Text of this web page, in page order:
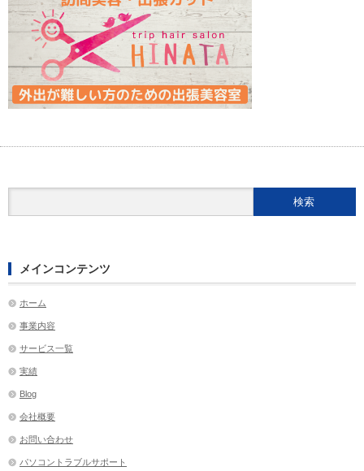
メインコンテンツ
ホーム
事業内容
サービス一覧
実績
Blog
会社概要
お問い合わせ
パソコントラブルサポート